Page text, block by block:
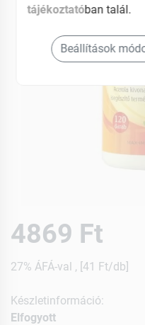
4869 Ft
27% ÁFÁ-val , [41 Ft/db]
Készletinformáció:
Elfogyott
tájékoztatóban talál.
Beállítások